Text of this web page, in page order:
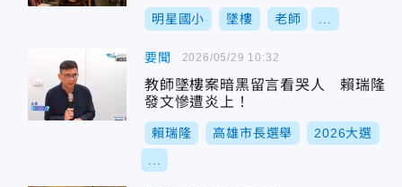
明星國小 墜樓 老師
要聞
教師墜樓案暗黑留言看哭人 賴瑞隆
發文慘遭炎上！
賴瑞隆 高雄市長選舉 2026大選
2026/05/29 10:32